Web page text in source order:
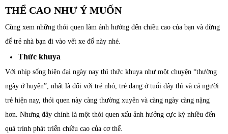
THỂ CAO NHƯ Ý MUỐN
Cùng xem những thói quen làm ảnh hưởng đến chiều cao của bạn và đừng
để trẻ nhà bạn đi vào vết xe đổ này nhé.
Thức khuya
Với nhịp sống hiện đại ngày nay thì thức khuya như một chuyện “thường
ngày ở huyện”, nhất là đối với trẻ nhỏ, trẻ đang ở tuổi dậy thì và cả người
trẻ hiện nay, thói quen này càng thường xuyên và càng ngày càng nặng
hơn. Nhưng đây chính là một thói quen xấu ảnh hưởng cực kỳ nhiều đến
quá trình phát triển chiều cao của cơ thể.